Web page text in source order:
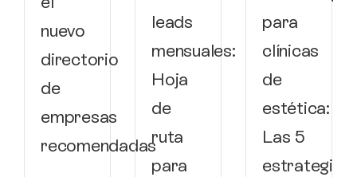
nuevo
directorio
de
empresas
recomendadas
leads
mensuales:
Hoja
de
ruta
para
para
clínicas
de
estética:
Las 5
estrategias